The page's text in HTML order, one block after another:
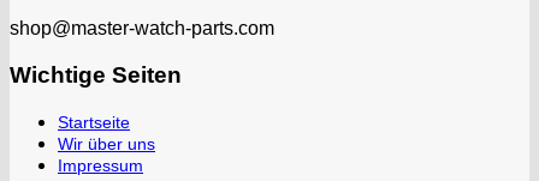
shop@master-watch-parts.com
Wichtige Seiten
Startseite
Wir über uns
Impressum